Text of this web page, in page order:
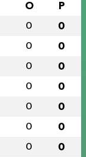
O P
0 0
0 0
0 0
0 0
0 0
0 0
0 0